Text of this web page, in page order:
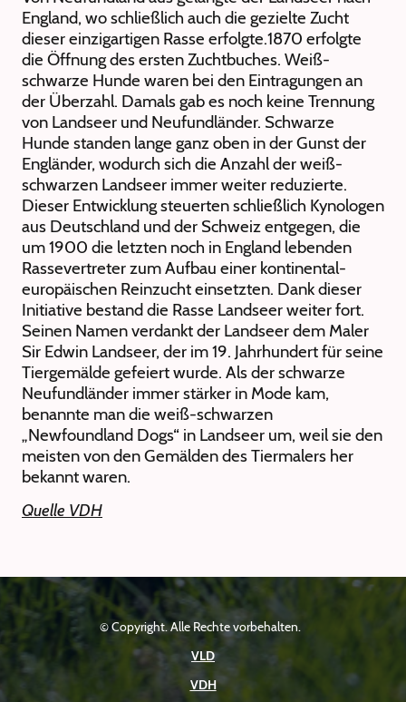
England, wo schließlich auch die gezielte Zucht
dieser einzigartigen Rasse erfolgte.1870 erfolgte
die Öffnung des ersten Zuchtbuches. Weiß-
schwarze Hunde waren bei den Eintragungen an
der Überzahl. Damals gab es noch keine Trennung
von Landseer und Neufundländer. Schwarze
Hunde standen lange ganz oben in der Gunst der
Engländer, wodurch sich die Anzahl der weiß-
schwarzen Landseer immer weiter reduzierte.
Dieser Entwicklung steuerten schließlich Kynologen
aus Deutschland und der Schweiz entgegen, die
um 1900 die letzten noch in England lebenden
Rassevertreter zum Aufbau einer kontinental-
europäischen Reinzucht einsetzten. Dank dieser
Initiative bestand die Rasse Landseer weiter fort.
Seinen Namen verdankt der Landseer dem Maler
Sir Edwin Landseer, der im 19. Jahrhundert für seine
Tiergemälde gefeiert wurde. Als der schwarze
Neufundländer immer stärker in Mode kam,
benannte man die weiß-schwarzen
„Newfoundland Dogs“ in Landseer um, weil sie den
meisten von den Gemälden des Tiermalers her
bekannt waren.
Quelle VDH
© Copyright. Alle Rechte vorbehalten.
VLD
VDH